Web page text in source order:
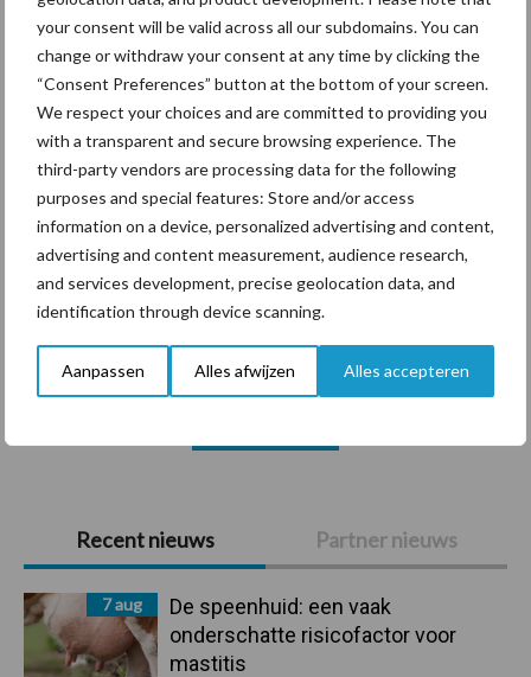
your consent will be valid across all our subdomains. You can
change or withdraw your consent at any time by clicking the
“Consent Preferences” button at the bottom of your screen.
We respect your choices and are committed to providing you
with a transparent and secure browsing experience. The
third-party vendors are processing data for the following
purposes and special features: Store and/or access
information on a device, personalized advertising and content,
advertising and content measurement, audience research,
and services development, precise geolocation data, and
identification through device scanning.
Aanpassen Alles afwijzen Alles accepteren
Primaire
Sidebar
Recent nieuws Partner nieuws
7 aug
De speenhuid: een vaak
onderschatte risicofactor voor
mastitis
Themapagina's
Diergezondheid Bemesting Fokkerij
Derogatie Fosfaatrechten